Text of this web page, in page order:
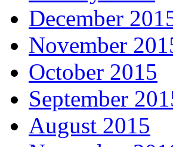
December
November
October 2015
September
August 2015